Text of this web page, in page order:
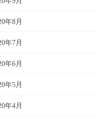
年8月
年7月
年6月
年5月
年4月